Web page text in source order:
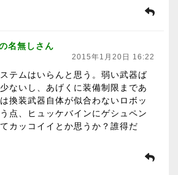
名無しさん
2015年1月20日 16:22
テムはいらんと思う。弱い武器ば
ないし、あげくに装備制限まであ
換装武器自体が似合わないロボッ
点、ヒュッケバインにゲシュペン
カッコイイとか思うか？誰得だ